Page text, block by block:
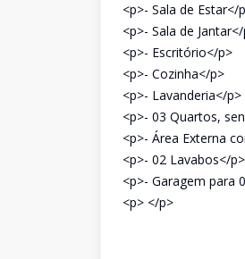
<p>- Sala de Estar</
<p>- Sala de
<p>- Escritório</p>
<p>- Cozinha</p>
<p>- Lavanderia</p>
<p>- 03 Quartos,
<p>- Área Externa
<p>- 02 Lavabos</p>
<p>- Garagem para
<p> </p>